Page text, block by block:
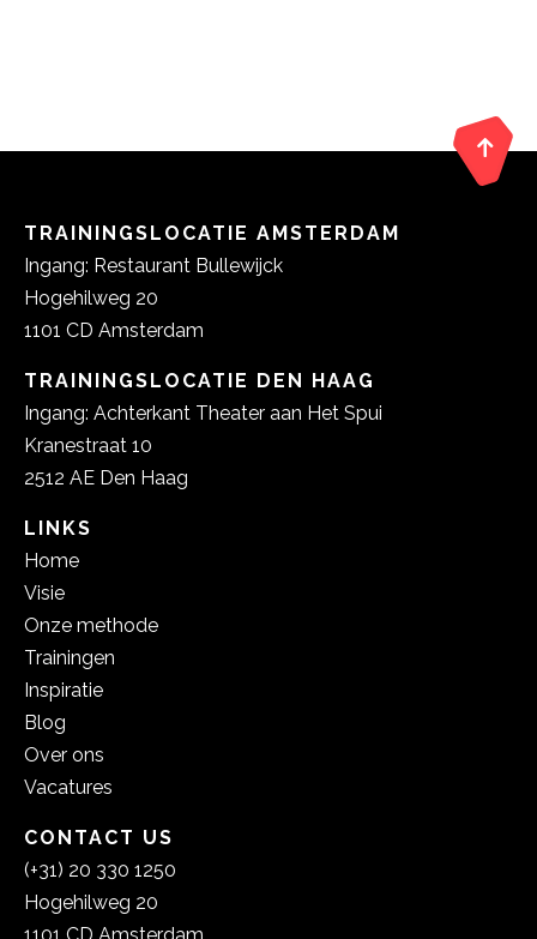
TRAININGSLOCATIE AMSTERDAM
Ingang: Restaurant Bullewijck
Hogehilweg 20
1101 CD Amsterdam
TRAININGSLOCATIE DEN HAAG
Ingang: Achterkant Theater aan Het Spui
Kranestraat 10
2512 AE Den Haag
LINKS
Home
Visie
Onze methode
Trainingen
Inspiratie
Blog
Over ons
Vacatures
CONTACT US
(+31) 20 330 1250
Hogehilweg 20